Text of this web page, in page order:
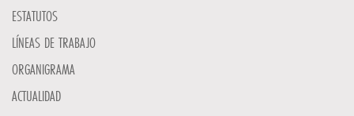
ESTATUTOS
LÍNEAS DE TRABAJO
ORGANIGRAMA
ACTUALIDAD